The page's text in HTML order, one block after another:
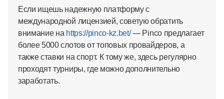
Если ищешь надежную платформу с
международной лицензией, советую обратить
внимание на https://pinco-kz.bet/— Pinco предлагает
более 5000 слотов от топовых провайдеров, а
также ставки на спорт. К тому же, здесь регулярно
проходят турниры, где можно дополнительно
заработать.